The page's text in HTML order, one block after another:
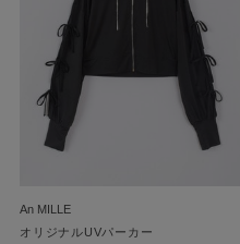
An MILLE
オリジナルUVパーカー